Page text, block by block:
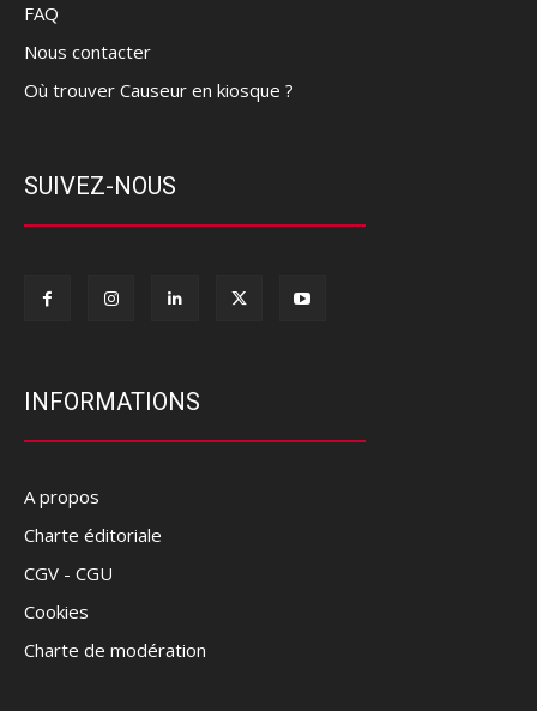
FAQ
Nous contacter
Où trouver Causeur en kiosque ?
SUIVEZ-NOUS
INFORMATIONS
A propos
Charte éditoriale
CGV - CGU
Cookies
Charte de modération